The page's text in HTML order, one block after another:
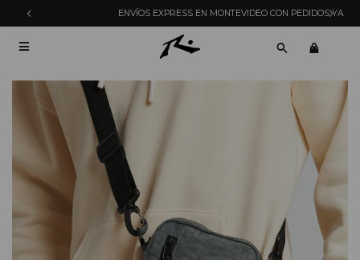
ENVÍOS EXPRESS EN MONTEVIDEO CON PEDIDOS YA
